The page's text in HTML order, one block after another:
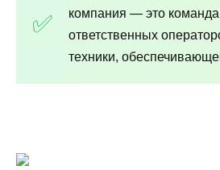
компания — это
ответственных
техники,